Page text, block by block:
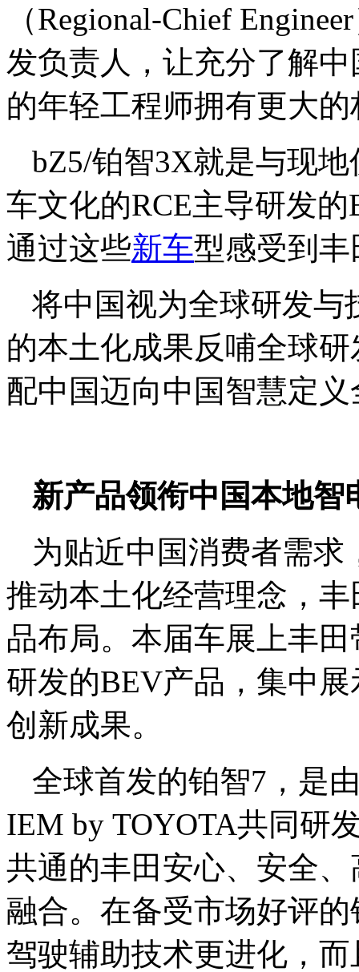
（Regional-Chief
发负责人，让充分了解
的年轻工程师拥有更大
bZ5/铂智3X就是与现
车文化的RCE主导研发
通过这些新车型感受到
将中国视为全球研发与
的本土化成果反哺全球
配中国迈向中国智慧定义
新产品领衔中国本地智
为贴近中国消费者需
推动本土化经营理念，
品布局。本届车展上丰
研发的BEV产品，集中
创新成果。
全球首发的铂智7，是
IEM by TOYOTA共同研
共通的丰田安心、安全
融合。在备受市场好评
驾驶辅助技术更进化，